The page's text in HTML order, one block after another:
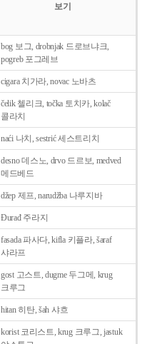
보기
bog 보그, drobnjak 드로브냐크,
pogreb 포그레브
cigara 치가라, novac 노바츠
čelik 첼리크, točka 토치카, kolač
콜라치
naći 나치, sestrić 세스트리치
desno 데스노, drvo 드르보, medved
메드베드
džep 제프, narudžba 나루지바
Ðurađ 주라지
fasada 파사다, kifla 키플라, šaraf
샤라프
gost 고스트, dugme 두그메, krug
크루그
hitan 히탄, šah 샤흐
korist 코리스트, krug 크루그, jastuk